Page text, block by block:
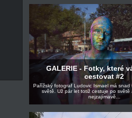
GALERIE - Fotky, které
cestovat #2
Pařížský fotograf Ludovic Ismael má
světě. Už pár let totiž cestuje po světě
nejzajímavě...